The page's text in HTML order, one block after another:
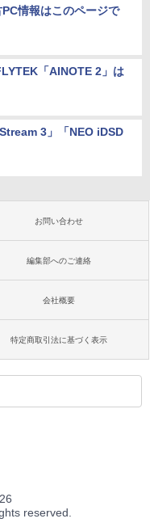
情報はこのページで
「AINOTE 2」は
3」「NEO iDSD
お問い合わせ
編集部へのご連絡
会社概要
特定商取引法に基づく表示
reserved.